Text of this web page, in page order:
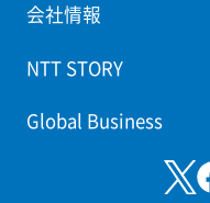
会社情報
NTT STORY
Global Business